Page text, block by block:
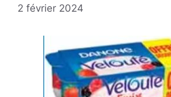
2 février 2024